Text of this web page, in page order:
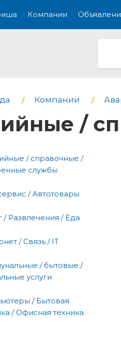
Компании
Компании
/
/ справочные /
службы
/ Автотовары
/ Развлечения / Еда
/ Связь / IT
/ бытовые /
услуги
/ Бытовая
/ Офисная техника